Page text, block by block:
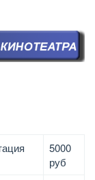
5000
руб